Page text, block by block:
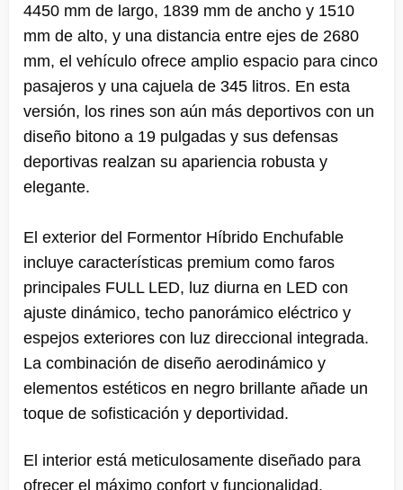
4450 mm de largo, 1839 mm de ancho y 1510
mm de alto, y una distancia entre ejes de 2680
mm, el vehículo ofrece amplio espacio para cinco
pasajeros y una cajuela de 345 litros. En esta
versión, los rines son aún más deportivos con un
diseño bitono a 19 pulgadas y sus defensas
deportivas realzan su apariencia robusta y
elegante.
El exterior del Formentor Híbrido Enchufable
incluye características premium como faros
principales FULL LED, luz diurna en LED con
ajuste dinámico, techo panorámico eléctrico y
espejos exteriores con luz direccional integrada.
La combinación de diseño aerodinámico y
elementos estéticos en negro brillante añade un
toque de sofisticación y deportividad.
El interior está meticulosamente diseñado para
ofrecer el máximo confort y funcionalidad.